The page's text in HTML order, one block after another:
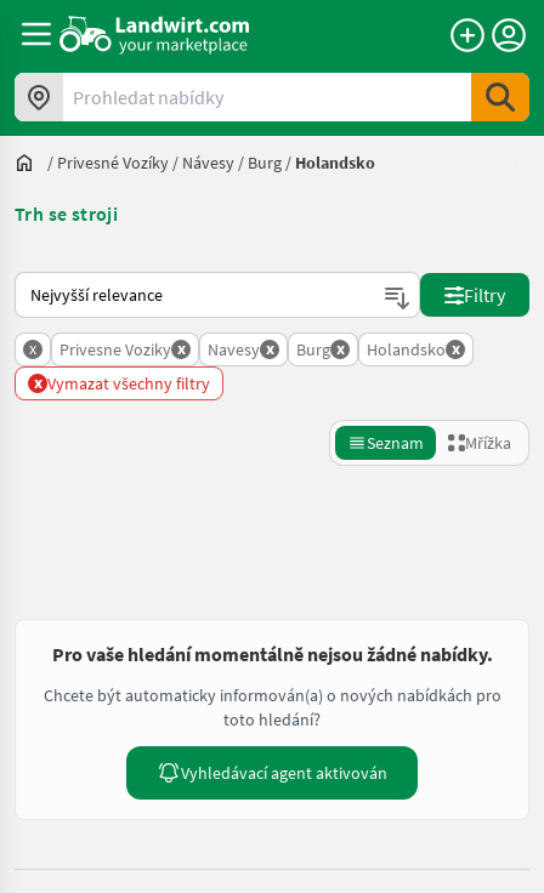
Prohledat nabídky
/ Privesné Vozíky / Návesy / Burg / Holandsko
Trh se stroji
Takto se řadí nabídky na Landwirt.com
Filtry
x Privesne Voziky x Navesy x Burg x Holandsko x
x Vymazat všechny filtry
Seznam Mřížka
Pro vaše hledání momentálně nejsou žádné nabídky.
Chcete být automaticky informován(a) o nových nabídkách pro
toto hledání?
Vyhledávací agent aktivován